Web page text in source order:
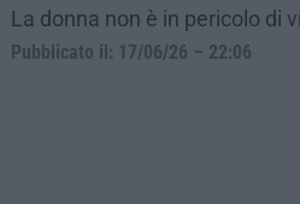
La donna non è in pericolo di
Pubblicato il: 17/06/26 – 22:06